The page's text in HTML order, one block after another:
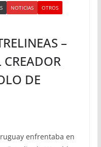
NOTICIAS
OTROS
–
CREADOR
DE
enfrentaba en